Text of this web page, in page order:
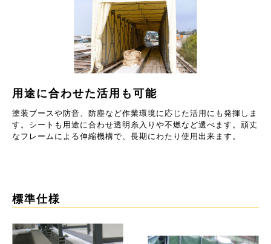
製
用途に合わせた活用も可能
塗装ブースや防音、防塵など作業環境に応じた活用にも発揮しま
す。シートも用途に合わせ透明糸入りや不燃など選べます。頑丈
なフレームによる伸縮機構で、長期にわたり使用出来ます。
標準仕様